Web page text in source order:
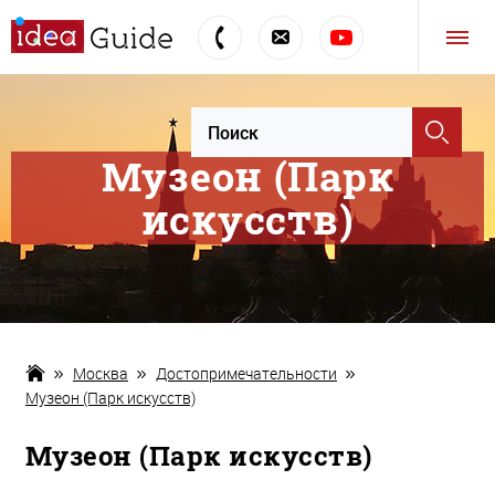
Музеон (Парк
искусств)
Москва
Достопримечательности
Музеон (Парк искусств)
Музеон (Парк искусств)